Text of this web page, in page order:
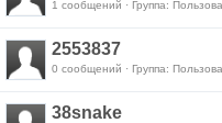
1 сообщений · Группа:
2553837
0 сообщений · Группа:
38snake